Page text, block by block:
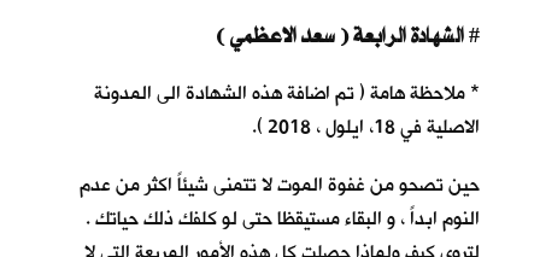
#
* ملاحظة هامة ( تم اضافة هذه الشهادة الى المدونة
الاصلية في 18، ايلول ، 2018 ).
حين تصحو من غفوة الموت لا تتمنى شيئاً اكثر من عدم
النوم ابداً ، و البقاء مستيقظا حتى لو كلفك ذلك حياتك .